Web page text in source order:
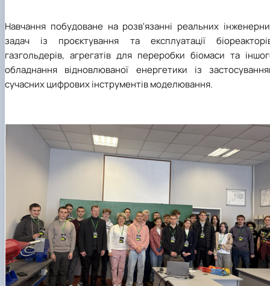
Навчання побудоване на розв'язанні реальних
задач із проєктування та експлуатації
газгольдерів, агрегатів для переробки біомаси та
обладнання відновлюваної енергетики із
сучасних цифрових інструментів моделювання.